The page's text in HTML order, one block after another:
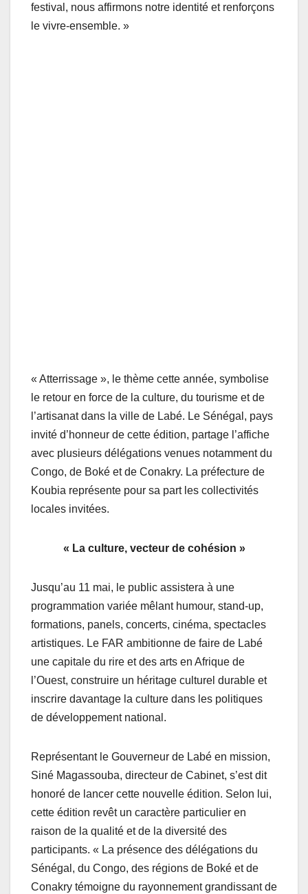
festival, nous affirmons notre identité et renforçons
le vivre-ensemble. »
« Atterrissage », le thème cette année, symbolise
le retour en force de la culture, du tourisme et de
l’artisanat dans la ville de Labé. Le Sénégal, pays
invité d’honneur de cette édition, partage l’affiche
avec plusieurs délégations venues notamment du
Congo, de Boké et de Conakry. La préfecture de
Koubia représente pour sa part les collectivités
locales invitées.
« La culture, vecteur de cohésion »
Jusqu’au 11 mai, le public assistera à une
programmation variée mêlant humour, stand-up,
formations, panels, concerts, cinéma, spectacles
artistiques. Le FAR ambitionne de faire de Labé
une capitale du rire et des arts en Afrique de
l’Ouest, construire un héritage culturel durable et
inscrire davantage la culture dans les politiques
de développement national.
Représentant le Gouverneur de Labé en mission,
Siné Magassouba, directeur de Cabinet, s’est dit
honoré de lancer cette nouvelle édition. Selon lui,
cette édition revêt un caractère particulier en
raison de la qualité et de la diversité des
participants. « La présence des délégations du
Sénégal, du Congo, des régions de Boké et de
Conakry témoigne du rayonnement grandissant de